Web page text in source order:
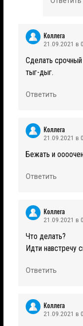
Коллега
21.09.2021 в
Сделать
тыг-дыг.
Ответить
Коллега
21.09.2021 в
Бежать и
Ответить
Коллега
21.09.2021 в
Что делать?
Идти навстречу
Ответить
Коллега
21.09.2021 в